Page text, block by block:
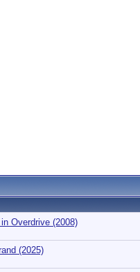
Overdrive (2008)
(2025)